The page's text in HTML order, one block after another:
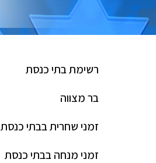
רשימת בתי כנסת
בר מצווה
זמני שחרית בבתי כנסת
זמני מנחה בבתי כנסת